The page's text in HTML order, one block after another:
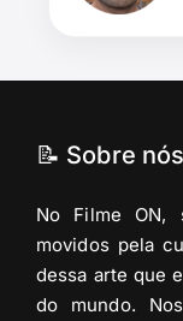
📝 Sobre nós
No Filme ON,
movidos pela
dessa arte que
do mundo.